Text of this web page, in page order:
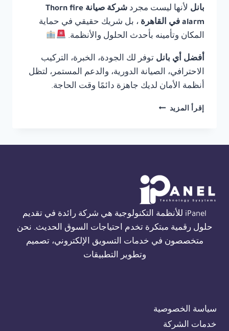
بانل لأنها ليست مجرد
شركة صيانة Thorn fire
alarm في القاهرة
، بل شريك حقيقي في حماية
المكان وتأمينه بأحدث الحلول والأنظمة.
أفضل أي بانل توفر لك الجودة، الخبرة، التركيب
الاحترافي، الصيانة الدورية، والدعم المستمر، لتظل
أنظمة الأمان لديك جاهزة دائمًا وقت الحاجة.
إقرأ المزيد شركة
01554305486
iPanel للأنظمة التكنولوجية هي شركة رائدة في تقديم
حلول رقمية مبتكرة تخدم احتياجات السوق الحديث. نحن
متخصصون في خدمات التسويق الإلكتروني، تصميم
وتطوير التطبيقات
سياسة الخصوصية
خدمات الشركة